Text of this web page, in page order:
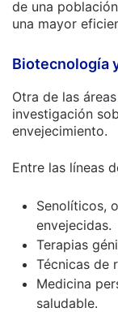
de una
una mayor
Biotecnología
Otra de las
investigación
envejecimiento.
Entre las líneas
Senolíticos,
envejecidas.
Terapias
Técnicas de
Medicina
saludable.